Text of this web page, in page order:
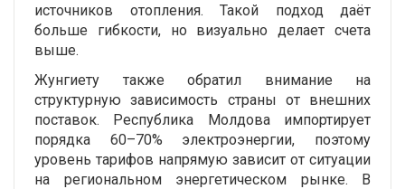
источников отопления. Такой подход даёт
больше гибкости, но визуально делает счета
выше.
Жунгиету также обратил внимание на
структурную зависимость страны от внешних
поставок. Республика Молдова импортирует
порядка 60–70% электроэнергии, поэтому
уровень тарифов напрямую зависит от ситуации
на региональном энергетическом рынке. В